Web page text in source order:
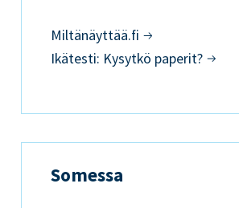
Miltänäyttää.fi
Ikätesti: Kysytkö paperit?
Somessa